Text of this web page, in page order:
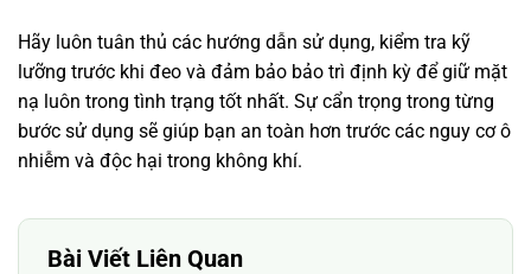
Hãy luôn tuân thủ các hướng dẫn sử dụng, kiểm tra kỹ
lưỡng trước khi đeo và đảm bảo bảo trì định kỳ để giữ mặt
nạ luôn trong tình trạng tốt nhất. Sự cẩn trọng trong từng
bước sử dụng sẽ giúp bạn an toàn hơn trước các nguy cơ ô
nhiễm và độc hại trong không khí.
Bài Viết Liên Quan